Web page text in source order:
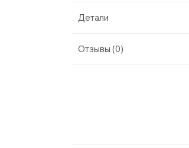
Детали
Отзывы (0)